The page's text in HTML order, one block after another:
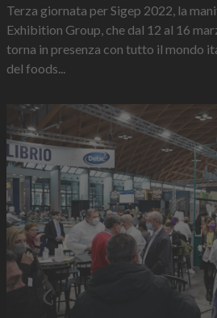
Terza giornata per Sigep 2022, la
Exhibition Group, che dal 12 al 16
torna in presenza con tutto il mondo
del foods...